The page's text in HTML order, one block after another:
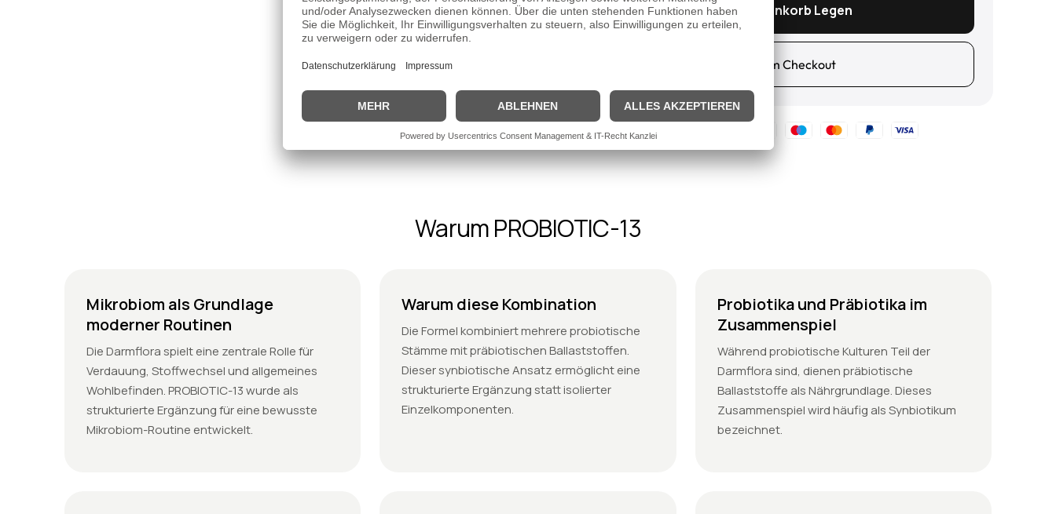
In Den Warenkorb Legen
Jetzt zum Checkout
Warum PROBIOTIC-13
Mikrobiom als Grundlage
moderner Routinen
Die Darmflora spielt eine zentrale Rolle für
Verdauung, Stoffwechsel und allgemeines
Wohlbefinden. PROBIOTIC-13 wurde als
strukturierte Ergänzung für eine bewusste
Mikrobiom-Routine entwickelt.
Warum diese Kombination
Die Formel kombiniert mehrere probiotische
Stämme mit präbiotischen Ballaststoffen.
Dieser synbiotische Ansatz ermöglicht eine
strukturierte Ergänzung statt isolierter
Einzelkomponenten.
Probiotika und Präbiotika im
Zusammenspiel
Während probiotische Kulturen Teil der
Darmflora sind, dienen präbiotische
Ballaststoffe als Nährgrundlage. Dieses
Zusammenspiel wird häufig als Synbiotikum
bezeichnet.